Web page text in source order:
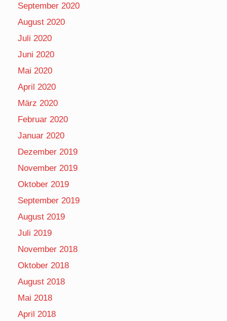
September 2020
August 2020
Juli 2020
Juni 2020
Mai 2020
April 2020
März 2020
Februar 2020
Januar 2020
Dezember 2019
November 2019
Oktober 2019
September 2019
August 2019
Juli 2019
November 2018
Oktober 2018
August 2018
Mai 2018
April 2018